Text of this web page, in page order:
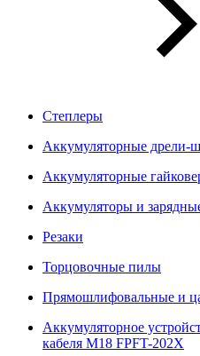
Степлеры
Аккумуляторные дрели-
Аккумуляторные
Аккумуляторы и
Резаки
Торцовочные пилы
Прямошлифовальные и
Аккумуляторное
кабеля M18 FPFT-202X